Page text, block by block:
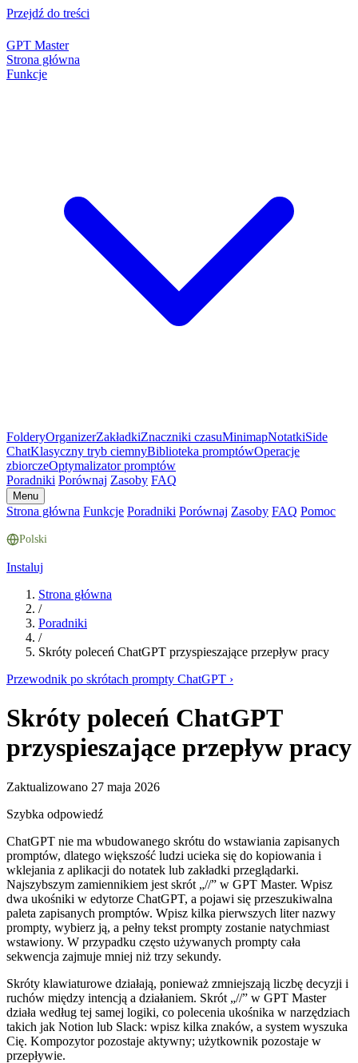
Przejdź do treści
GPT Master
Strona główna
Funkcje
FolderyOrganizerZakładkiZnaczniki czasuMinimapNotatkiSide
ChatKlasyczny tryb ciemnyBiblioteka promptówOperacje
zbiorczeOptymalizator promptów
Poradniki Porównaj Zasoby FAQ
Menu
Strona główna Funkcje Poradniki Porównaj Zasoby FAQ Pomoc
Polski
Instaluj
Strona główna
/
Poradniki
/
Skróty poleceń ChatGPT przyspieszające przepływ pracy
Przewodnik po skrótach prompty ChatGPT ›
Skróty poleceń ChatGPT
przyspieszające przepływ pracy
Zaktualizowano 27 maja 2026
Szybka odpowiedź
ChatGPT nie ma wbudowanego skrótu do wstawiania zapisanych
promptów, dlatego większość ludzi ucieka się do kopiowania i
wklejania z aplikacji do notatek lub zakładki przeglądarki.
Najszybszym zamiennikiem jest skrót „//” w GPT Master. Wpisz
dwa ukośniki w edytorze ChatGPT, a pojawi się przeszukiwalna
paleta zapisanych promptów. Wpisz kilka pierwszych liter nazwy
prompty, wybierz ją, a pełny tekst prompty zostanie natychmiast
wstawiony. W przypadku często używanych prompty cała
sekwencja zajmuje mniej niż trzy sekundy.
Skróty klawiaturowe działają, ponieważ zmniejszają liczbę decyzji i
ruchów między intencją a działaniem. Skrót „//” w GPT Master
działa według tej samej logiki, co polecenia ukośnika w narzędziach
takich jak Notion lub Slack: wpisz kilka znaków, a system wyszuka
Cię. Kompozytor pozostaje aktywny; użytkownik pozostaje w
przepływie.